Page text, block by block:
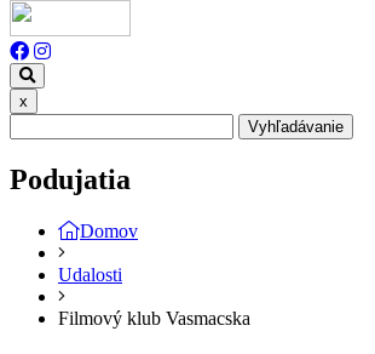
x
Vyhľadávanie
Podujatia
Domov
Udalosti
Filmový klub Vasmacska